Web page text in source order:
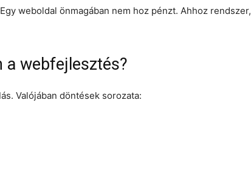
weboldal önmagában nem hoz pénzt. Ahhoz rendszer,
a webfejlesztés?
Valójában döntések sorozata: